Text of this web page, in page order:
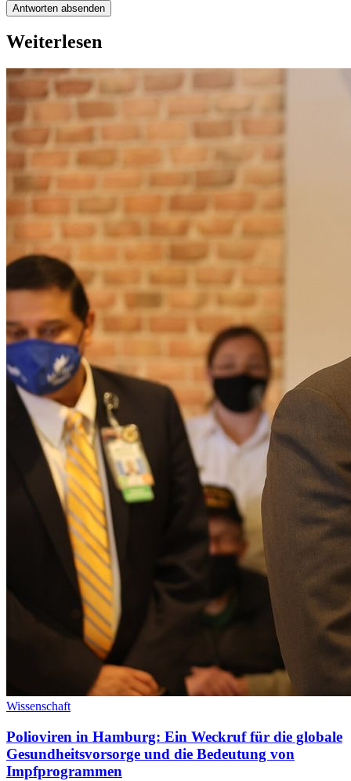
Antworten absenden
Weiterlesen
Wissenschaft
Polioviren in Hamburg: Ein Weckruf für die globale
Gesundheitsvorsorge und die Bedeutung von
Impfprogrammen